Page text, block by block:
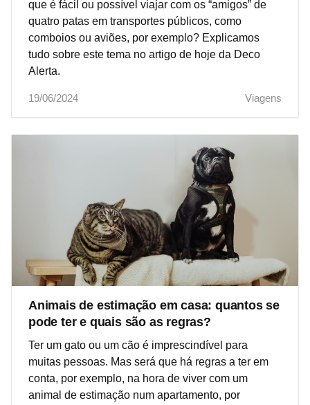
que é fácil ou possível viajar com os “amigos” de
quatro patas em transportes públicos, como
comboios ou aviões, por exemplo? Explicamos
tudo sobre este tema no artigo de hoje da Deco
Alerta.
19/06/2024 Viagens
Animais de estimação em casa: quantos se
pode ter e quais são as regras?
Ter um gato ou um cão é imprescindível para
muitas pessoas. Mas será que há regras a ter em
conta, por exemplo, na hora de viver com um
animal de estimação num apartamento, por